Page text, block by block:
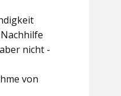
nicht -
von